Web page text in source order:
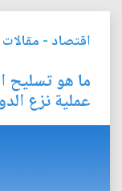
اقتصاد -
ما هو تسليح
عملية نزع